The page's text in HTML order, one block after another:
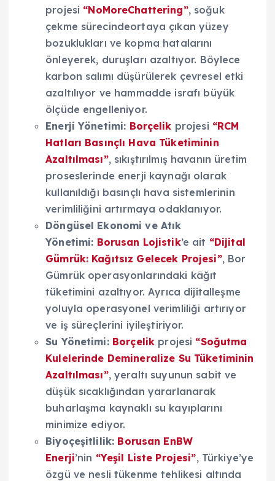
projesi “NoMoreChattering”, soğuk
çekme sürecindeortaya çıkan yüzey
bozuklukları ve kopma hatalarını
önleyerek, duruşları azaltıyor. Böylece
karbon salımı düşürülerek çevresel etki
azaltılıyor ve hammadde israfı büyük
ölçüde engelleniyor.
Enerji Yönetimi: Borçelik projesi “RCM
Hatları Basınçlı Hava Tüketiminin
Azaltılması”, sıkıştırılmış havanın üretim
proseslerinde enerji kaynağı olarak
kullanıldığı basınçlı hava sistemlerinin
verimliliğini artırmaya odaklanıyor.
Döngüsel Ekonomi ve Atık
Yönetimi: Borusan Lojistik’e ait “Dijital
Gümrük: Kağıtsız Gelecek Projesi”, Bor
Gümrük operasyonlarındaki kâğıt
tüketimini azaltıyor. Ayrıca dijitalleşme
yoluyla operasyonel verimliliği artırıyor
ve iş süreçlerini iyileştiriyor.
Su Yönetimi: Borçelik projesi “Soğutma
Kulelerinde Demineralize Su Tüketiminin
Azaltılması”, yeraltı suyunun sabit ve
düşük sıcaklığından yararlanarak
buharlaşma kaynaklı su kayıplarını
minimize ediyor.
Biyoçeşitlilik: Borusan EnBW
Enerji’nin “Yeşil Liste Projesi”, Türkiye’ye
özgü ve nesli tükenme tehlikesi altında